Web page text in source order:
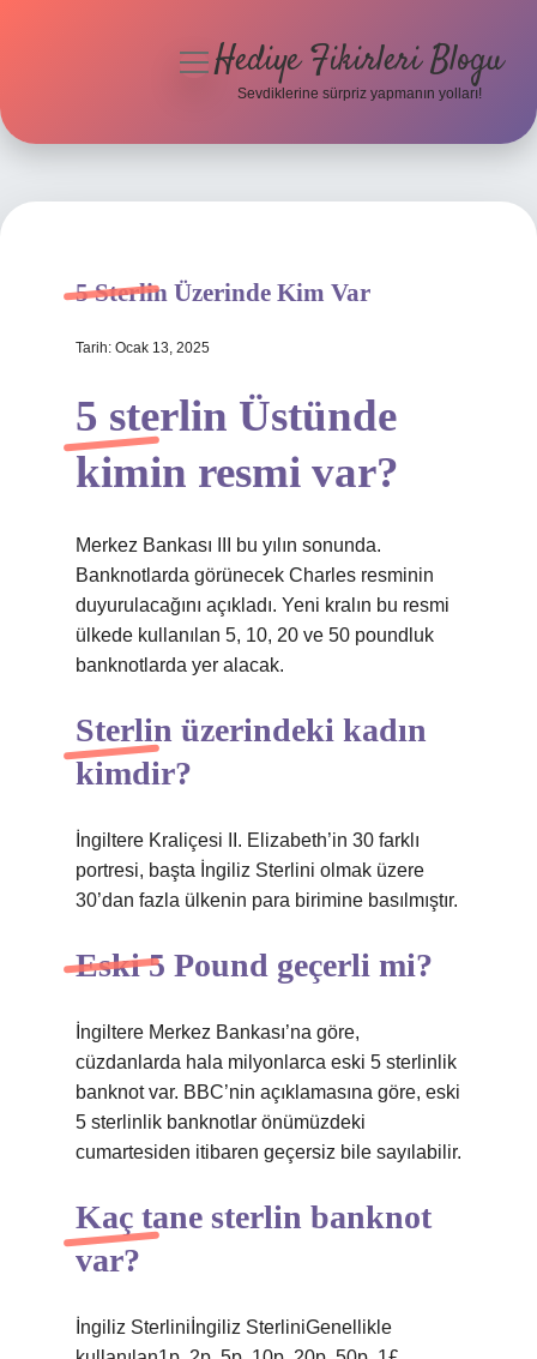
Hakkımızda
menüyüHediye Fikirleri Blogu
Sevdiklerine sürpriz yapmanın yolları!
5 Sterlin Üzerinde Kim Var
Tarih: Ocak 13, 2025
5 sterlin Üstünde
kimin resmi var?
Merkez Bankası III bu yılın sonunda.
Banknotlarda görünecek Charles resminin
duyurulacağını açıkladı. Yeni kralın bu resmi
ülkede kullanılan 5, 10, 20 ve 50 poundluk
banknotlarda yer alacak.
Sterlin üzerindeki kadın
kimdir?
İngiltere Kraliçesi II. Elizabeth’in 30 farklı
portresi, başta İngiliz Sterlini olmak üzere
30’dan fazla ülkenin para birimine basılmıştır.
Eski 5 Pound geçerli mi?
İngiltere Merkez Bankası’na göre,
cüzdanlarda hala milyonlarca eski 5 sterlinlik
banknot var. BBC’nin açıklamasına göre, eski
5 sterlinlik banknotlar önümüzdeki
cumartesiden itibaren geçersiz bile sayılabilir.
Kaç tane sterlin banknot
var?
İngiliz Sterliniİngiliz SterliniGenellikle